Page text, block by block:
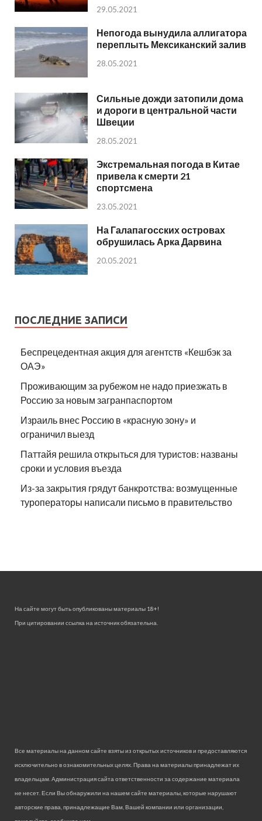
29.05.2021
Непогода вынудила аллигатора
переплыть Мексиканский залив
28.05.2021
Сильные дожди затопили дома
и дороги в центральной части
Швеции
28.05.2021
Экстремальная погода в Китае
привела к смерти 21
спортсмена
23.05.2021
На Галапагосских островах
обрушилась Арка Дарвина
20.05.2021
ПОСЛЕДНИЕ ЗАПИСИ
Беспрецедентная акция для агентств «Кешбэк за
ОАЭ»
Проживающим за рубежом не надо приезжать в
Россию за новым загранпаспортом
Израиль внес Россию в «красную зону» и
ограничил выезд
Паттайя решила открыться для туристов: названы
сроки и условия въезда
Из-за закрытия грядут банкротства: возмущенные
туроператоры написали письмо в правительство
На сайте могут быть опубликованы материалы 18+!
При цитировании ссылка на источник обязательна.
Все материалы на данном сайте взяты из открытых источников и предоставляются
исключительно в ознакомительных целях. Права на материалы принадлежат их
владельцам. Администрация сайта ответственности за содержание материала
не несет. Если Вы обнаружили на нашем сайте материалы, которые нарушают
авторские права, принадлежащие Вам, Вашей компании или организации,